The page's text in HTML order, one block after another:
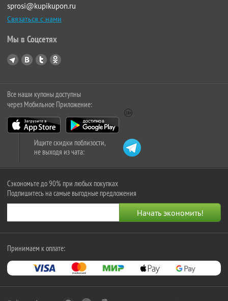
sprosi@kupikupon.ru
Связаться с нами
Мы в Соцсетях
Все наши купоны доступны
через Мобильное Приложение:
Ищите скидки поблизости,
не выходя из чата:
Сэкономьте до 90% при любых покупках
Подпишитесь на самые выгодные предложения
Принимаем к оплате: